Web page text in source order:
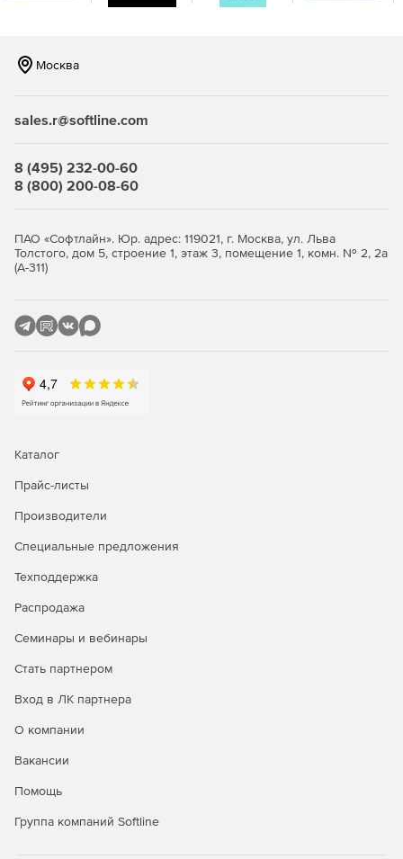
Москва
sales.r@softline.com
8 (495) 232-00-60
8 (800) 200-08-60
ПАО «Софтлайн». Юр. адрес: 119021, г. Москва, ул. Льва
Толстого, дом 5, строение 1, этаж 3, помещение 1, комн. № 2, 2а
(А-311)
Каталог
Прайс-листы
Производители
Специальные предложения
Техподдержка
Распродажа
Семинары и вебинары
Стать партнером
Вход в ЛК партнера
О компании
Вакансии
Помощь
Группа компаний Softline